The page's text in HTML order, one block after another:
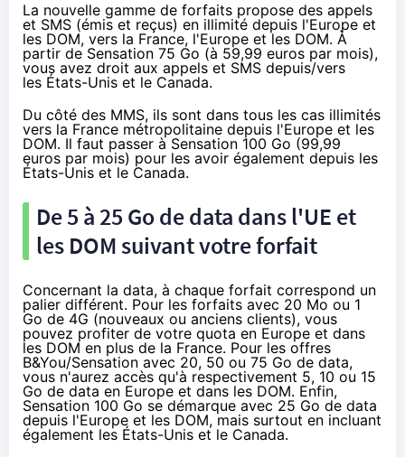
La nouvelle gamme de forfaits propose des appels
et SMS (émis et reçus) en illimité depuis l'Europe et
les DOM, vers la France, l'Europe et les DOM. À
partir de Sensation 75 Go (à 59,99 euros par mois),
vous avez droit aux appels et SMS depuis/vers
les États-Unis et le Canada.
Du côté des MMS, ils sont dans tous les cas illimités
vers la France métropolitaine depuis l'Europe et les
DOM. Il faut passer à Sensation 100 Go (99,99
euros par mois) pour les avoir également depuis les
États-Unis et le Canada.
De 5 à 25 Go de data dans l'UE et
les DOM suivant votre forfait
Concernant la data, à chaque forfait correspond un
palier différent. Pour les forfaits avec 20 Mo ou 1
Go de 4G (nouveaux ou anciens clients), vous
pouvez profiter de votre quota en Europe et dans
les DOM en plus de la France. Pour les offres
B&You/Sensation avec 20, 50 ou 75 Go de data,
vous n'aurez accès qu'à respectivement 5, 10 ou 15
Go de data en Europe et dans les DOM. Enfin,
Sensation 100 Go se démarque avec 25 Go de data
depuis l'Europe et les DOM, mais surtout en incluant
également les États-Unis et le Canada.